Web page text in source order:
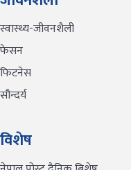
स्वास्थ्य-जीवनशैली
फेसन
फिटनेस
सौन्दर्य
विशेष